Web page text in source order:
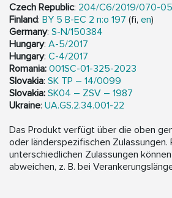
Czech Republic: 204/C6/2019/070-
Finland: BY 5 B-EC 2 n:o 197 (fi, en)
Germany: S-N/150384
Hungary: A-5/2017
Hungary: C-4/2017
Romania: 001SC-01-325-2023
Slovakia: SK TP – 14/0099
Slovakia: SK04 – ZSV – 1987
Ukraine: UA.GS.2.34.001-22
Das Produkt verfügt über die oben
oder länderspezifischen
unterschiedlichen Zulassungen
abweichen, z. B. bei